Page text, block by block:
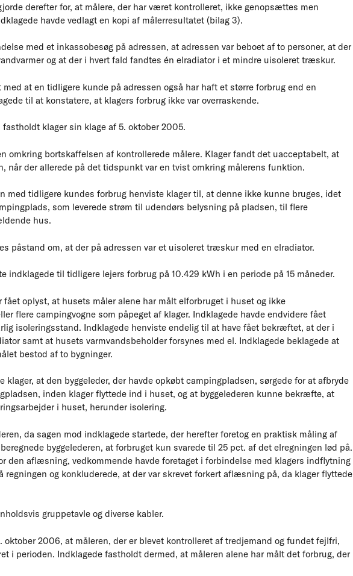
derefter for, at målere, der har været kontrolleret, ikke genopsættes men
havde vedlagt en kopi af målerresultatet (bilag 3).
med et inkassobesøg på adressen, at adressen var beboet af to personer, at der
og at der i hvert fald fandtes én elradiator i et mindre uisoleret træskur.
at en tidligere kunde på adressen også har haft et større forbrug end en
til at konstatere, at klagers forbrug ikke var overraskende.
klager sin klage af 5. oktober 2005.
omkring bortskaffelsen af kontrollerede målere. Klager fandt det uacceptabelt, at
når der allerede på det tidspunkt var en tvist omkring målerens funktion.
med tidligere kundes forbrug henviste klager til, at denne ikke kunne bruges, idet
som leverede strøm til udendørs belysning på pladsen, til flere
hus.
påstand om, at der på adressen var et uisoleret træskur med en elradiator.
indklagede til tidligere lejers forbrug på 10.429 kWh i en periode på 15 måneder.
fået oplyst, at husets måler alene har målt elforbruget i huset og ikke
flere campingvogne som påpeget af klager. Indklagede havde endvidere fået
isoleringsstand. Indklagede henviste endelig til at have fået bekræftet, at der i
samt at husets varmvandsbeholder forsynes med el. Indklagede beklagede at
bestod af to bygninger.
klager, at den byggeleder, der havde opkøbt campingpladsen, sørgede for at afbryde
inden klager flyttede ind i huset, og at byggelederen kunne bekræfte, at
i huset, herunder isolering.
da sagen mod indklagede startede, der herefter foretog en praktisk måling af
byggelederen, at forbruget kun svarede til 25 pct. af det elregningen lød på.
den aflæsning, vedkommende havde foretaget i forbindelse med klagers indflytning
og konkluderede, at der var skrevet forkert aflæsning på, da klager flyttede
gruppetavle og diverse kabler.
oktober 2006, at måleren, der er blevet kontrolleret af tredjemand og fundet fejlfri,
i perioden. Indklagede fastholdt dermed, at måleren alene har målt det forbrug, der